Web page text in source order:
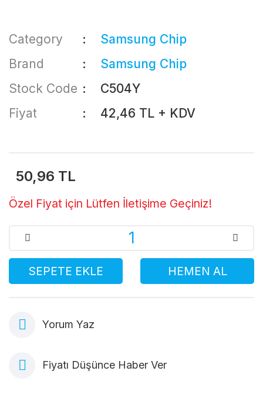
Category
Samsung Chip
Brand
Samsung Chip
Stock Code
C504Y
Fiyat
42,46 TL + KDV
50,96 TL
Özel Fiyat için Lütfen İletişime Geçiniz!
SEPETE EKLE HEMEN AL
Yorum Yaz
Fiyatı Düşünce Haber Ver